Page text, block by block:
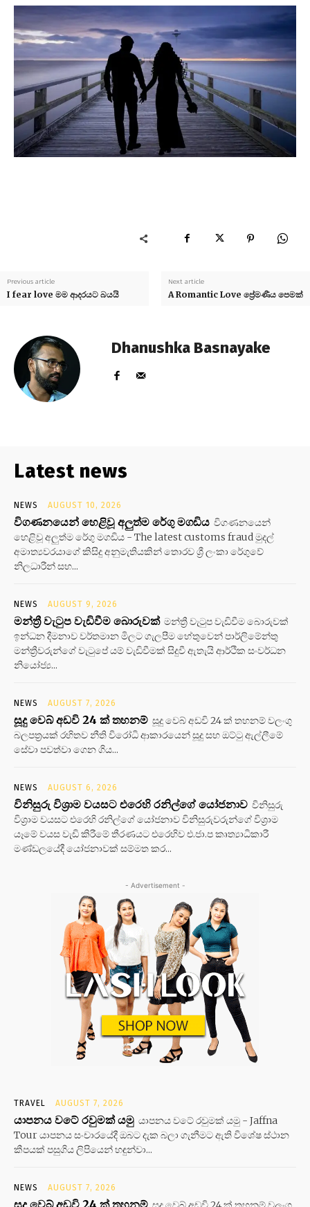
Previous article
I fear love මම ආදරයට බයයි
Next article
A Romantic Love ප්‍රේමණීය පෙමක්
Dhanushka Basnayake
Latest news
NEWS AUGUST 10, 2026
විගණනයෙන් හෙළිවූ අලුත්ම රේගු මගඩිය විගණනයෙන්
හෙළිවූ අලුත්ම රේගු මගඩිය - The latest customs fraud මුදල්
අමාත්‍යවරයාගේ කිසිදු අනුමැතියකින් තොරව ශ්‍රී ලංකා රේගුවේ
නිලධාරීන් සහ...
NEWS AUGUST 9, 2026
මන්ත්‍රී වැටුප වැඩිවීම බොරුවක් මන්ත්‍රී වැටුප වැඩිවීම බොරුවක්
ඉන්ධන දීමනාව වර්තමාන මිලට ගැලපීම හේතුවෙන් පාර්ලිමේන්තු
මන්ත්‍රීවරුන්ගේ වැටුපේ යම් වැඩිවීමක් සිදුවී ඇතැයි ආර්ථික සංවර්ධන
නියෝජ්‍ය...
NEWS AUGUST 7, 2026
සූදු වෙබ් අඩවි 24 ක් තහනම් සූදු වෙබ් අඩවි 24 ක් තහනම් වලංගු
බලපත්‍රයක් රහිතව නීති විරෝධි ආකාරයෙන් සූදු සහ ඔට්ටු ඇල්ලීමේ
සේවා පවත්වා ගෙන ගිය...
NEWS AUGUST 6, 2026
විනිසුරු විශ්‍රාම වයසට එරෙහි රනිල්ගේ යෝජනාව විනිසුරු
විශ්‍රාම වයසට එරෙහි රනිල්ගේ යෝජනාව විනිසුරුවරුන්ගේ විශ්‍රාම
යෑමේ වයස වැඩි කිරීමේ තීරණයට එරෙහිව එ.ජා.ප කෘත්‍යාධිකාරී
මණ්ඩලයේදී යෝජනාවක් සම්මත කර...
- Advertisement -
TRAVEL AUGUST 7, 2026
යාපනය වටේ රවුමක් යමු යාපනය වටේ රවුමක් යමු - Jaffna
Tour යාපනය සංචාරයේදී ඔබට දැක බලා ගැනීමට ඇති විශේෂ ස්ථාන
කීපයක් පසුගිය ලිපියෙන් හඳුන්වා...
NEWS AUGUST 7, 2026
සූදු වෙබ් අඩවි 24 ක් තහනම්